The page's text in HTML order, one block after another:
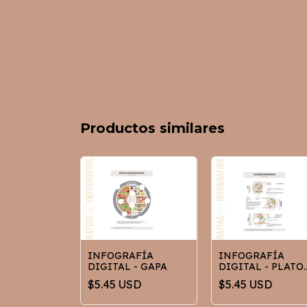
Productos similares
INFOGRAFÍA
DIGITAL - GAPA
$5.45 USD
INFOGRAFÍA
DIGITAL - PLATO
SEGUN
ENTRENAMIENTO
$5.45 USD